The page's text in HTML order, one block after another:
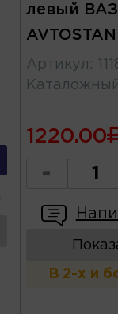
левый ВАЗ-
Артикул :
1220.00
-
В 2-х и